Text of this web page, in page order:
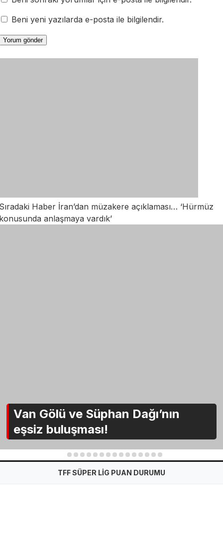
Beni yeni yazılarda e-posta ile bilgilendir.
Haber İran’dan müzakere açıklaması… ‘Hürmüz
anlaşmaya vardık’
Van Gölü ve Süphan Dağı’nın
eşsiz buluşması!
2 3 4 5 6 7 8 9 10 11 12 13 14 15
TFF SÜPER LİG PUAN DURUMU